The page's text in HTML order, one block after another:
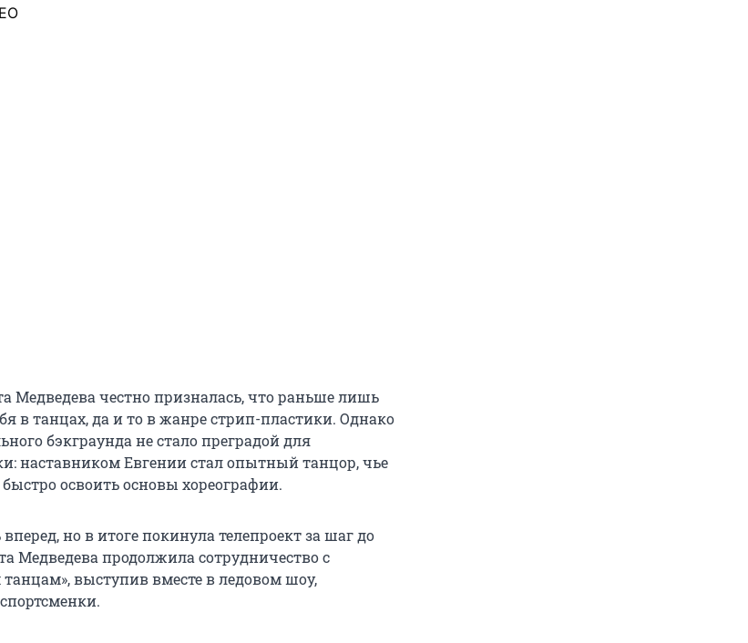
Медведева честно призналась, что раньше лишь
в танцах, да и то в жанре стрип-пластики. Однако
бэкграунда не стало преградой для
наставником Евгении стал опытный танцор, чье
освоить основы хореографии.
но в итоге покинула телепроект за шаг до
Медведева продолжила сотрудничество с
выступив вместе в ледовом шоу,